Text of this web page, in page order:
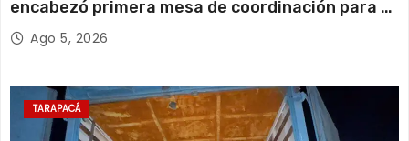
encabezó primera mesa de coordinación para el
retiro de cables en desuso en Iquique
Ago 5, 2026
TARAPACÁ